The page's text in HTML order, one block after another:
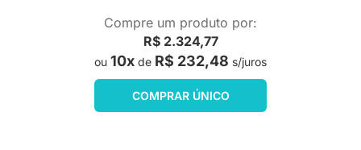
Compre um produto por:
R$ 2.324,77
ou 10x de R$ 232,48 s/juros
COMPRAR ÚNICO